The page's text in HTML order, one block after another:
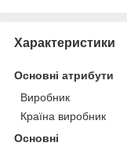
Характеристики
Основні атрибути
Виробник
Країна виробник
Основні